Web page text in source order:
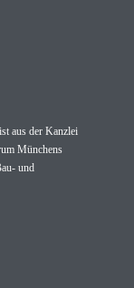
aus der Kanzlei
Münchens
und